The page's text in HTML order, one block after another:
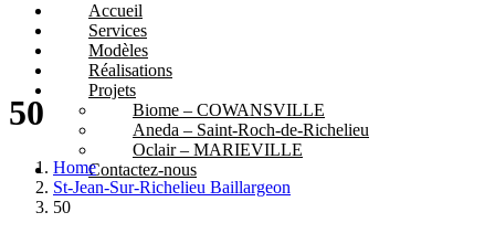
Accueil
Services
Modèles
Réalisations
Projets
Biome – COWANSVILLE​
Aneda – Saint-Roch-de-Richelieu
Oclair – MARIEVILLE
Contactez-nous
50
Home
St-Jean-Sur-Richelieu Baillargeon
50